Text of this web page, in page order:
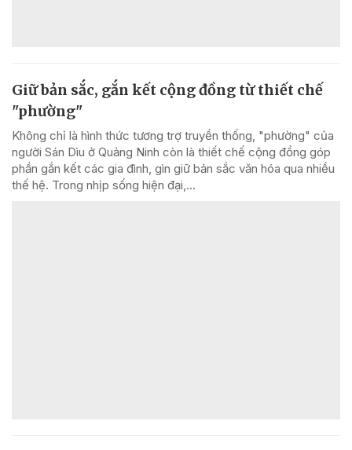
Giữ bản sắc, gắn kết cộng đồng từ thiết chế
"phường"
Không chỉ là hình thức tương trợ truyền thống, "phường" của
người Sán Dìu ở Quảng Ninh còn là thiết chế cộng đồng góp
phần gắn kết các gia đình, gìn giữ bản sắc văn hóa qua nhiều
thế hệ. Trong nhịp sống hiện đại,...